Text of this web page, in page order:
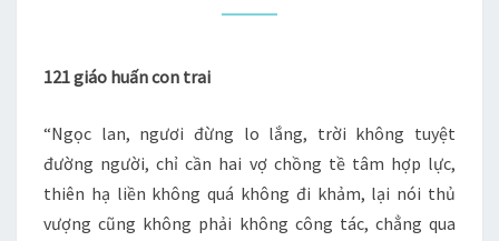
123
121 giáo huấn con trai
“Ngọc lan, ngươi đừng lo lắng, trời không tuyệt
đường người, chỉ cần hai vợ chồng tề tâm hợp lực,
thiên hạ liền không quá không đi khảm, lại nói thủ
vượng cũng không phải không công tác, chẳng qua